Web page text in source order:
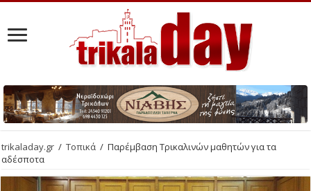
trikaladay.gr / Τοπικά / Παρέμβαση Τρικαλινών μαθητών για τα
αδέσποτα